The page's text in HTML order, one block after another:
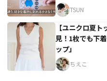
TSUN
【ユニクロ夏
見！1枚でも下
ップ」
ちえこ